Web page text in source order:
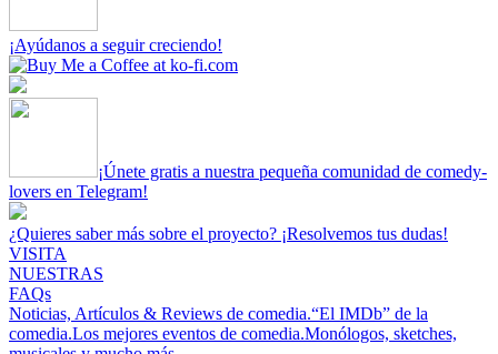
¡Ayúdanos a seguir creciendo!
¡Únete gratis a nuestra pequeña comunidad de comedy-
lovers en Telegram!
¿Quieres saber más sobre el proyecto? ¡Resolvemos tus dudas!
VISITA
NUESTRAS
FAQs
Noticias, Artículos & Reviews de comedia.“El IMDb” de la
comedia.Los mejores eventos de comedia.Monólogos, sketches,